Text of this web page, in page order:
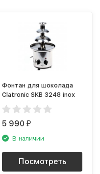
Фонтан для шоколада
Clatronic SKB 3248 inox
5 990₽
В наличии
Посмотреть